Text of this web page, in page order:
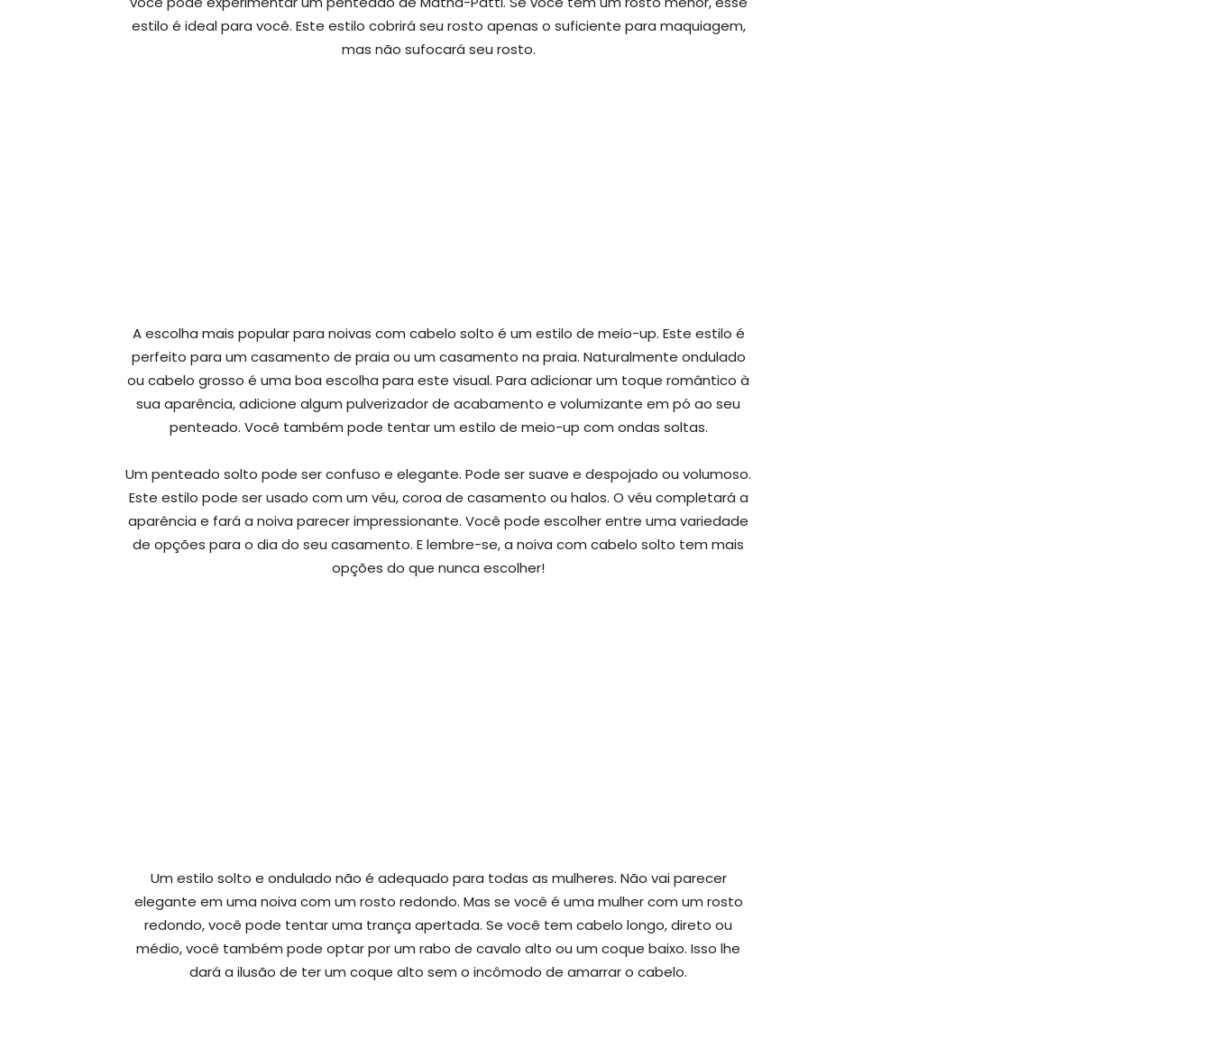
estilo é ideal para você. Este estilo cobrirá seu rosto apenas o suficiente para maquiagem,
mas não sufocará seu rosto.
A escolha mais popular para noivas com cabelo solto é um estilo de meio-up. Este estilo é
perfeito para um casamento de praia ou um casamento na praia. Naturalmente ondulado
ou cabelo grosso é uma boa escolha para este visual. Para adicionar um toque romântico à
sua aparência, adicione algum pulverizador de acabamento e volumizante em pó ao seu
penteado. Você também pode tentar um estilo de meio-up com ondas soltas.
Um penteado solto pode ser confuso e elegante. Pode ser suave e despojado ou volumoso.
Este estilo pode ser usado com um véu, coroa de casamento ou halos. O véu completará a
aparência e fará a noiva parecer impressionante. Você pode escolher entre uma variedade
de opções para o dia do seu casamento. E lembre-se, a noiva com cabelo solto tem mais
opções do que nunca escolher!
Um estilo solto e ondulado não é adequado para todas as mulheres. Não vai parecer
elegante em uma noiva com um rosto redondo. Mas se você é uma mulher com um rosto
redondo, você pode tentar uma trança apertada. Se você tem cabelo longo, direto ou
médio, você também pode optar por um rabo de cavalo alto ou um coque baixo. Isso lhe
dará a ilusão de ter um coque alto sem o incômodo de amarrar o cabelo.